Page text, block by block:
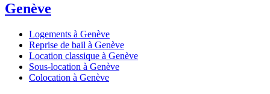
Genève
Logements à Genève
Reprise de bail à Genève
Location classique à Genève
Sous-location à Genève
Colocation à Genève